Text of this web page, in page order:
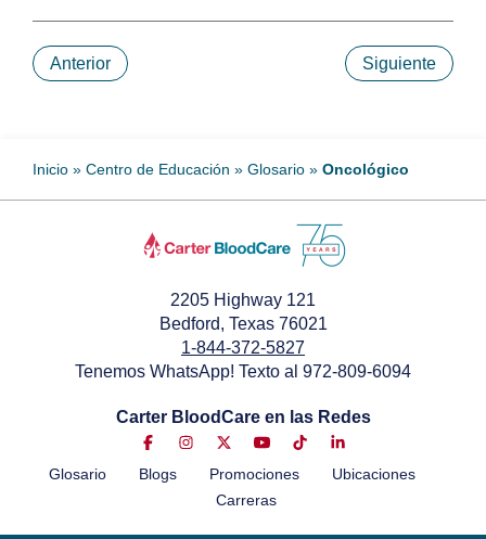
Anterior Siguiente
Inicio » Centro de Educación » Glosario » Oncológico
2205 Highway 121
Bedford, Texas 76021
1-844-372-5827
Tenemos WhatsApp! Texto al 972-809-6094
Carter BloodCare en las Redes
Glosario Blogs Promociones
Ubicaciones
Carreras